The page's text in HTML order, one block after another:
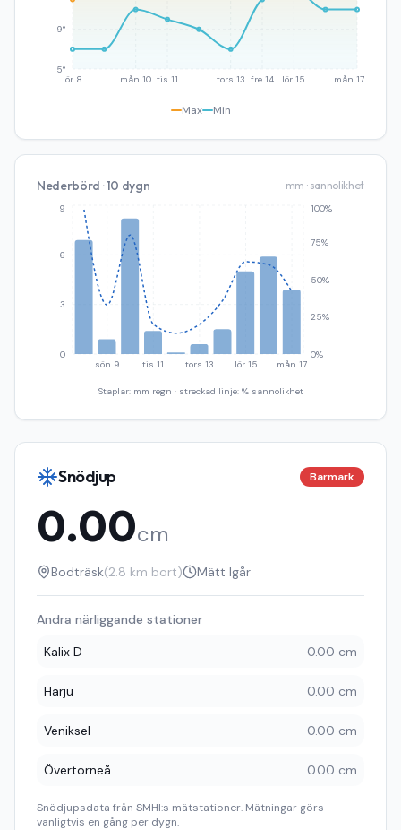
lör 8 mån 10 tis 11 tors 13 fre 14 lör 15 mån 17
5°
9°
Max Min
Nederbörd · 10 dygn mm · sannolikhet
sön 9 tis 11 tors 13 lör 15 mån 17
0
3
6
9
0%
25%
50%
75%
100%
Staplar: mm regn · streckad linje: % sannolikhet
Snödjup Barmark
0.00cm
Bodträsk(2.8 km bort) Mätt Igår
Andra närliggande stationer
Kalix D
0.00 cm
Harju 0.00 cm
Veniksel 0.00 cm
Övertorneå 0.00 cm
Snödjupsdata från SMHI:s mätstationer. Mätningar görs
vanligtvis en gång per dygn.